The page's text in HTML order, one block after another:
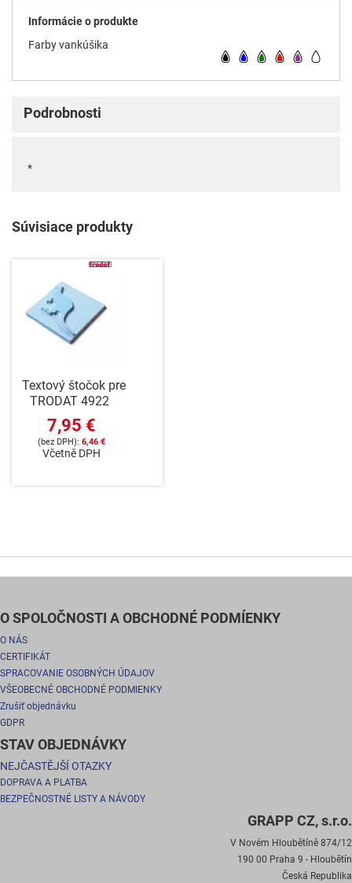
Informácie o produkte
Farby vankúšika
Podrobnosti
*
Súvisiace produkty
Textový štočok pre
TRODAT 4922
7,95 €
6,46 €
Včetně DPH
O SPOLOČNOSTI A OBCHODNÉ PODMÍENKY
O NÁS
CERTIFIKÁT
SPRACOVANIE OSOBNÝCH ÚDAJOV
VŠEOBECNÉ OBCHODNÉ PODMIENKY
Zrušiť objednávku
GDPR
STAV OBJEDNÁVKY
NEJČASTĚJŠÍ OTAZKY
DOPRAVA A PLATBA
BEZPEČNOSTNÉ LISTY A NÁVODY
GRAPP CZ, s.r.o.
V Novém Hloubětíně 874/12
190 00 Praha 9 - Hloubětín
Česká Republika